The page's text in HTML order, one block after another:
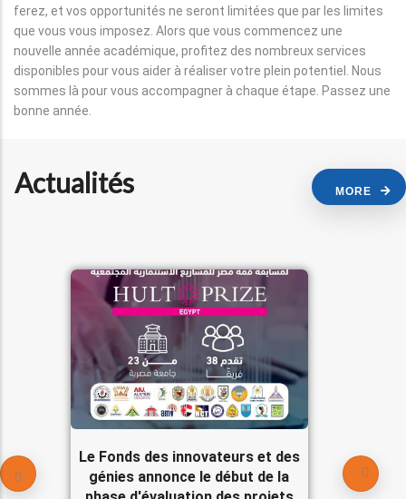
ferez, et vos opportunités ne seront limitées que par les limites
que vous vous imposez. Alors que vous commencez une
nouvelle année académique, profitez des nombreux services
disponibles pour vous aider à réaliser votre plein potentiel. Nous
sommes là pour vous accompagner à chaque étape. Passez une
bonne année.
Actualités MORE
Le Fonds des innovateurs et des
génies annonce le début de la